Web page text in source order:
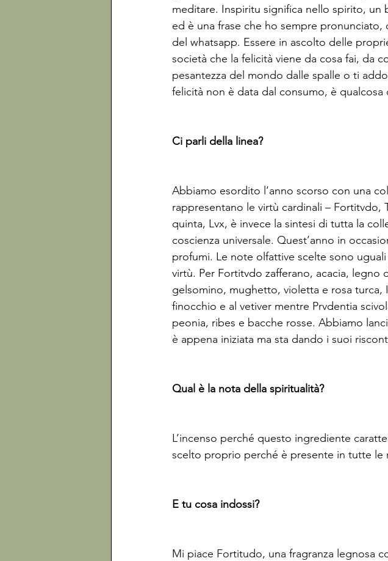
meditare. Inspiritu significa nello spirito,
ed è una frase che ho sempre
del whatsapp. Essere in ascolto delle
società che la felicità viene da cosa fai, da
pesantezza del mondo dalle spalle o ti
felicità non è data dal consumo, è qualcosa
Ci parli della linea?
Abbiamo esordito l’anno scorso con una
rappresentano le virtù cardinali – Fortitvdo,
quinta, Lvx, è invece la sintesi di tutta la
coscienza universale. Quest’anno in
profumi. Le note olfattive scelte sono
virtù. Per Fortitvdo zafferano, acacia,
gelsomino, mughetto, violetta e rosa turca,
finocchio e al vetiver mentre Prvdentia
peonia, ribes e bacche rosse. Abbiamo
è appena iniziata ma sta dando i suoi
Qual è la nota della spiritualità?
L’incenso perché questo ingrediente
scelto proprio perché è presente in tutte le
E tu cosa indossi?
Mi piace Fortitudo, una fragranza legnosa